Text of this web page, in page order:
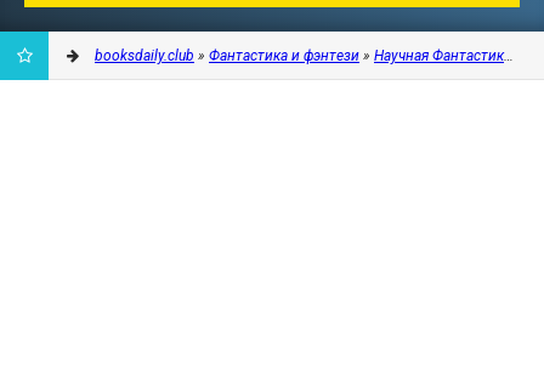
booksdaily.club » Фантастика и фэнтези » Научная Фантастика»